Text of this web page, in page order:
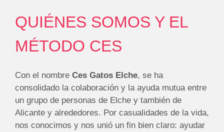
QUIÉNES SOMOS Y EL
MÉTODO CES
Con el nombreCes Gatos Elche, se ha
consolidado la colaboración y la ayuda mutua entre
un grupo de personas de Elche y también de
Alicante y alrededores. Por casualidades de la vida,
nos conocimos y nos unió un fin bien claro: ayudar